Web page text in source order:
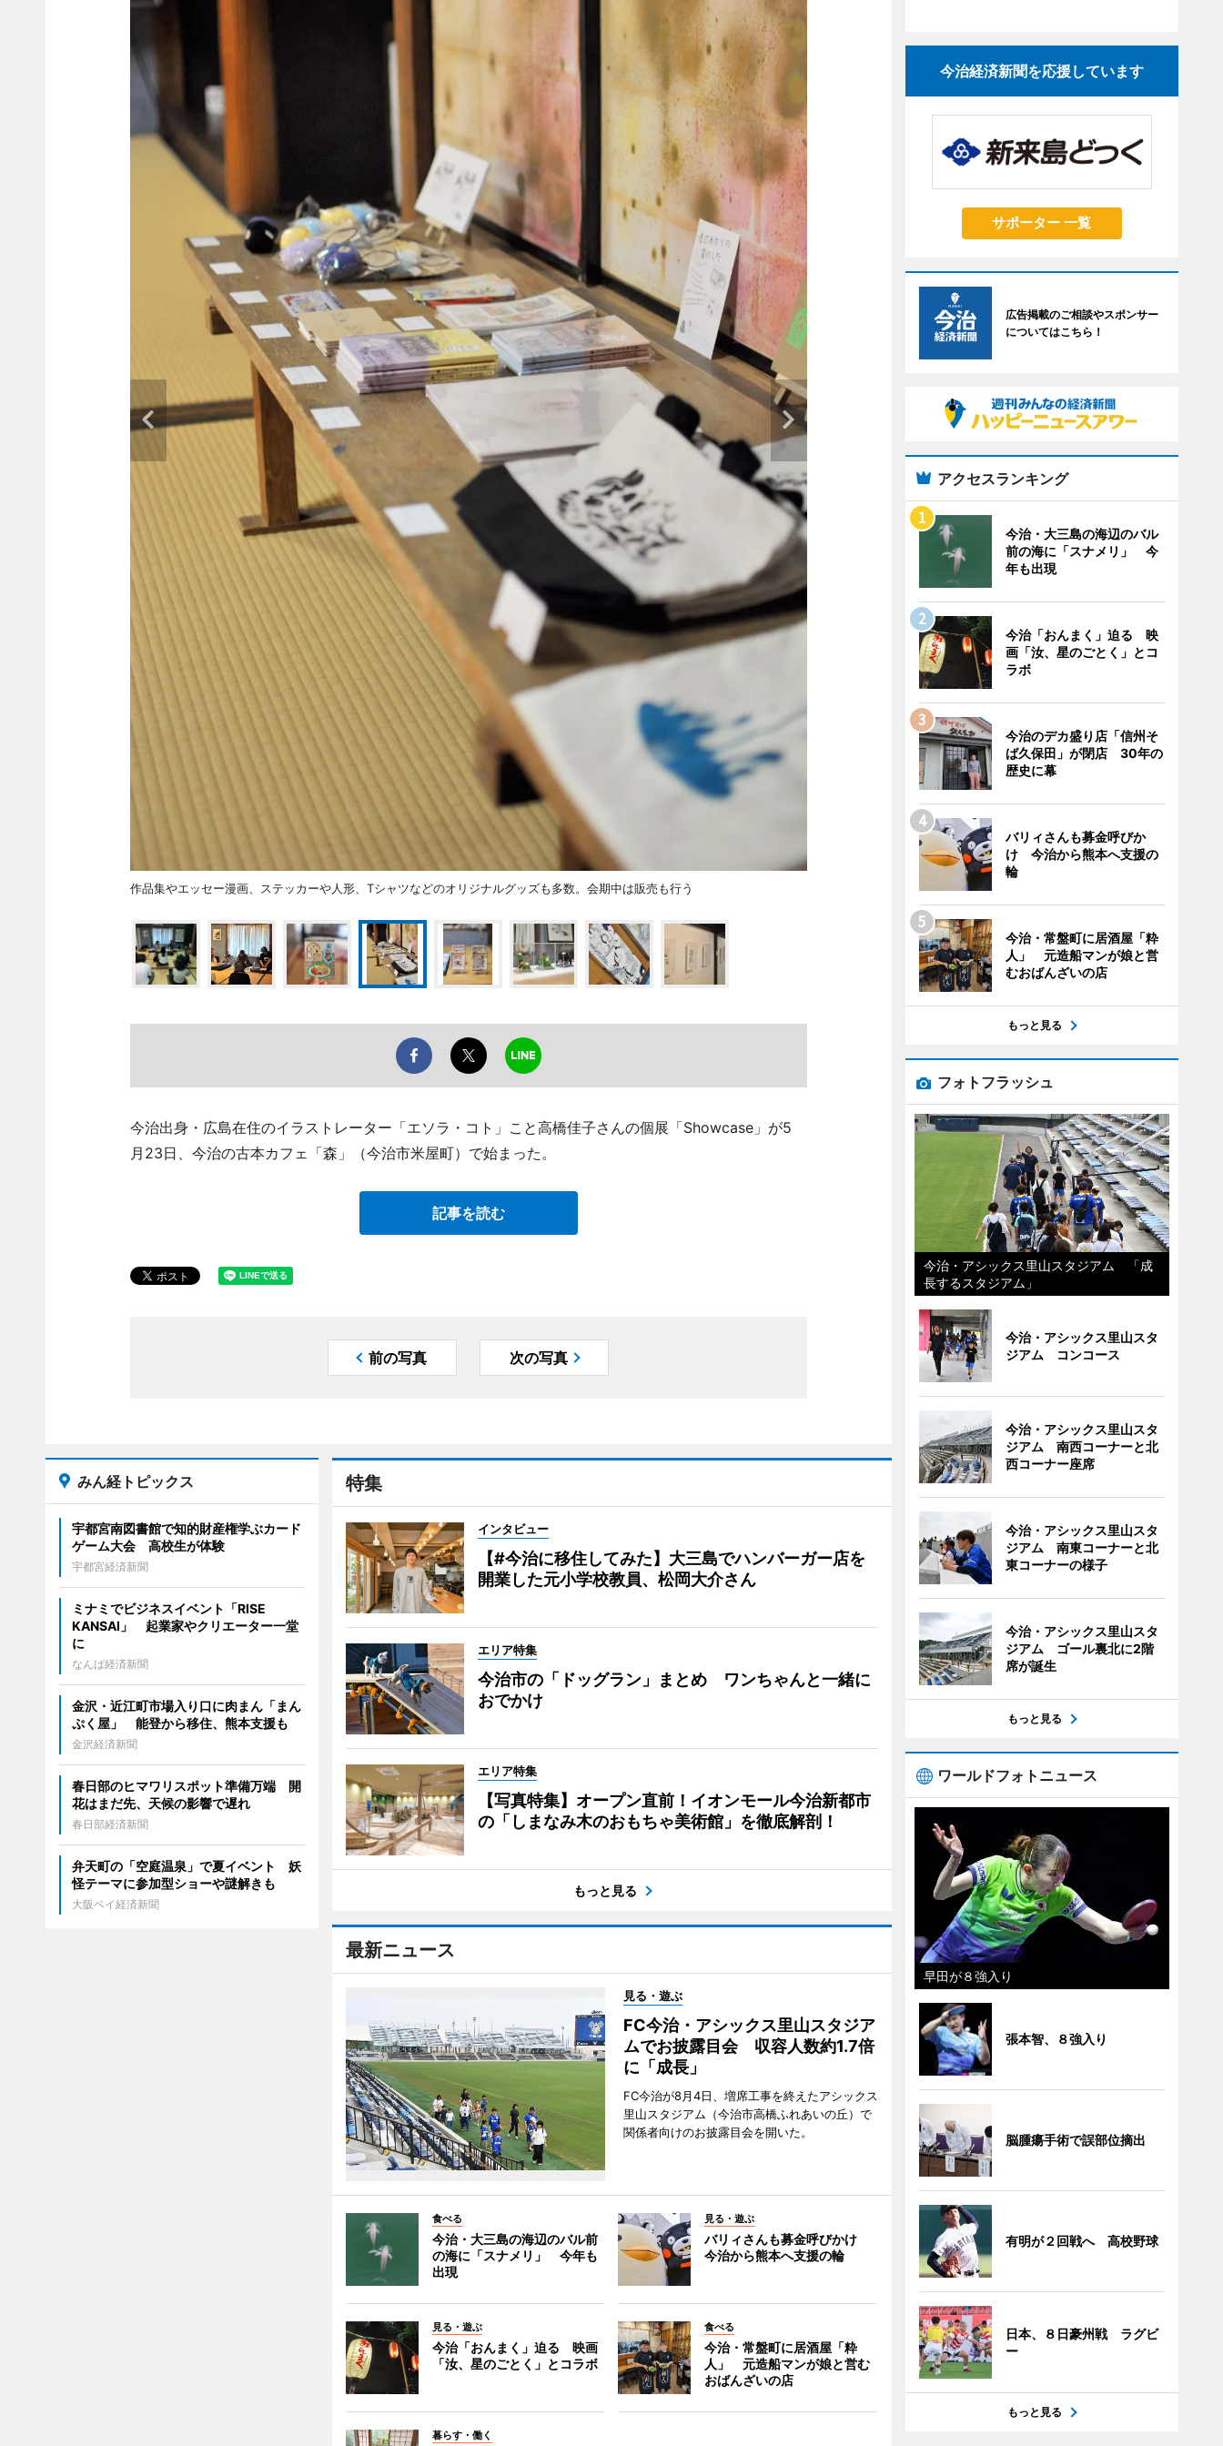
作品集やエッセー漫画、ステッカーや人形、Tシャツなどのオリジナルグッズも多数。会期中は販売も行う
今治出身・広島在住のイラストレーター「エソラ・コト」こと高橋佳子さんの個展「Showcase」が5
月23日、今治の古本カフェ「森」（今治市米屋町）で始まった。
記事を読む
前の写真 次の写真
特集
インタビュー
【#今治に移住してみた】大三島でハンバーガー店を
開業した元小学校教員、松岡大介さん
エリア特集
今治市の「ドッグラン」まとめ ワンちゃんと一緒に
おでかけ
エリア特集
【写真特集】オープン直前！イオンモール今治新都市
の「しまなみ木のおもちゃ美術館」を徹底解剖！
もっと見る
最新ニュース
見る・遊ぶ
FC今治・アシックス里山スタジア
ムでお披露目会 収容人数約1.7倍
に「成長」
FC今治が8月4日、増席工事を終えたアシックス
里山スタジアム（今治市高橋ふれあいの丘）で
関係者向けのお披露目会を開いた。
食べる
今治・大三島の海辺のバル前
の海に「スナメリ」 今年も
出現
見る・遊ぶ
バリィさんも募金呼びかけ
今治から熊本へ支援の輪
見る・遊ぶ
今治「おんまく」迫る 映画
「汝、星のごとく」とコラボ
食べる
今治・常盤町に居酒屋「粋
人」 元造船マンが娘と営む
おばんざいの店
暮らす・働く
みん経トピックス
宇都宮南図書館で知的財産権学ぶカード
ゲーム大会 高校生が体験
宇都宮経済新聞
ミナミでビジネスイベント「RISE
KANSAI」 起業家やクリエーター一堂
に
なんば経済新聞
金沢・近江町市場入り口に肉まん「まん
ぷく屋」 能登から移住、熊本支援も
金沢経済新聞
春日部のヒマワリスポット準備万端 開
花はまだ先、天候の影響で遅れ
春日部経済新聞
弁天町の「空庭温泉」で夏イベント 妖
怪テーマに参加型ショーや謎解きも
大阪ベイ経済新聞
今治経済新聞を応援しています
サポーター 一覧
広告掲載のご相談やスポンサー
についてはこちら！
アクセスランキング
今治・大三島の海辺のバル
前の海に「スナメリ」 今
年も出現
今治「おんまく」迫る 映
画「汝、星のごとく」とコ
ラボ
今治のデカ盛り店「信州そ
ば久保田」が閉店 30年の
歴史に幕
バリィさんも募金呼びか
け 今治から熊本へ支援の
輪
今治・常盤町に居酒屋「粋
人」 元造船マンが娘と営
むおばんざいの店
もっと見る
フォトフラッシュ
今治・アシックス里山スタジアム 「成
長するスタジアム」
今治・アシックス里山スタ
ジアム コンコース
今治・アシックス里山スタ
ジアム 南西コーナーと北
西コーナー座席
今治・アシックス里山スタ
ジアム 南東コーナーと北
東コーナーの様子
今治・アシックス里山スタ
ジアム ゴール裏北に2階
席が誕生
もっと見る
ワールドフォトニュース
早田が８強入り
張本智、８強入り
脳腫瘍手術で誤部位摘出
有明が２回戦へ 高校野球
日本、８日豪州戦 ラグビ
ー
もっと見る